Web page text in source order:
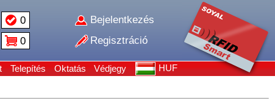
0
0
Bejelentkezés
Regisztráció
Telepítés Oktatás Védjegy HUF